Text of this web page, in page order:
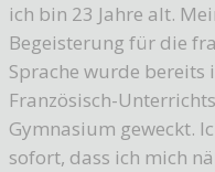
ich bin 23 Jahre alt.
Begeisterung für die
Sprache wurde bereits
Französisch-
Gymnasium geweckt.
sofort, dass ich mich